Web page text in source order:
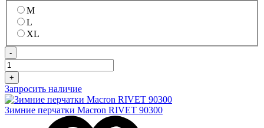
M
L
XL
-
+
Запросить наличие
Зимние перчатки Macron RIVET 90300